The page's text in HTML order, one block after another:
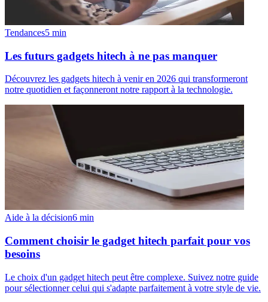
Tendances5 min
Les futurs gadgets hitech à ne pas manquer
Découvrez les gadgets hitech à venir en 2026 qui transformeront
notre quotidien et façonneront notre rapport à la technologie.
Aide à la décision6 min
Comment choisir le gadget hitech parfait pour vos
besoins
Le choix d'un gadget hitech peut être complexe. Suivez notre guide
pour sélectionner celui qui s'adapte parfaitement à votre style de vie.